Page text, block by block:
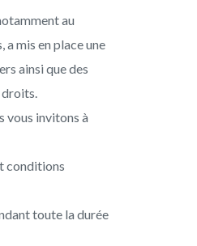
au
mis en place une
ainsi que des
droits.
vous invitons à
conditions
toute la durée